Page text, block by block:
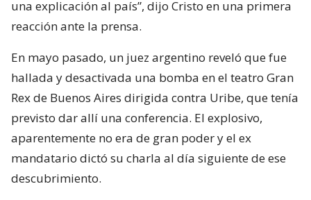
una explicación al país”, dijo Cristo en una primera
reacción ante la prensa.
En mayo pasado, un juez argentino reveló que fue
hallada y desactivada una bomba en el teatro Gran
Rex de Buenos Aires dirigida contra Uribe, que tenía
previsto dar allí una conferencia. El explosivo,
aparentemente no era de gran poder y el ex
mandatario dictó su charla al día siguiente de ese
descubrimiento.